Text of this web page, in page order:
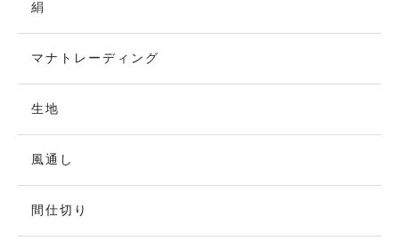
絹
マナトレーディング
生地
風通し
間仕切り